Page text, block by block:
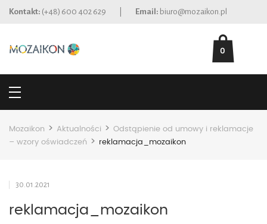
Kontakt: (+48) 600 402 629 Email: biuro@mozaikon.pl
0
Mozaikon > Aktualności > Odstąpienie od umowy i reklamacje
– wzory oświadczeń
> reklamacja_mozaikon
30.01.2021
reklamacja_mozaikon